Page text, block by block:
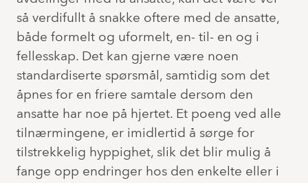
så verdifullt å snakke oftere med de ansatte,
både formelt og uformelt, en- til- en og i
fellesskap. Det kan gjerne være noen
standardiserte spørsmål, samtidig som det
åpnes for en friere samtale dersom den
ansatte har noe på hjertet. Et poeng ved alle
tilnærmingene, er imidlertid å sørge for
tilstrekkelig hyppighet, slik det blir mulig å
fange opp endringer hos den enkelte eller i